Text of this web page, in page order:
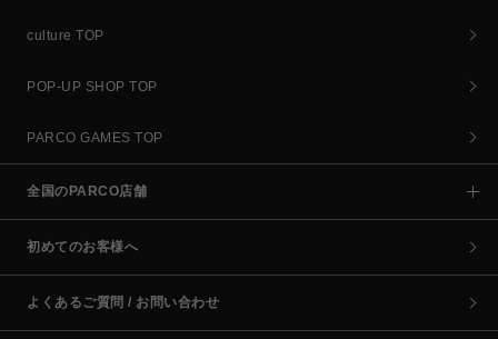
culture TOP
POP-UP SHOP TOP
PARCO GAMES TOP
全国のPARCO店舗
初めてのお客様へ
よくあるご質問 / お問い合わせ